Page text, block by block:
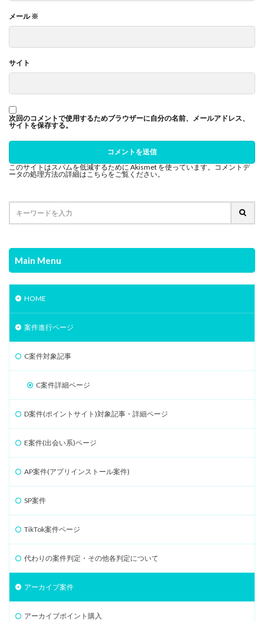
メール※
サイト
次回のコメントで使用するためブラウザーに自分の名前、メールアドレス、
サイトを保存する。
このサイトはスパムを低減するために Akismet を使っています。 コメントデ
ータの処理方法の詳細はこちらをご覧ください。
Main Menu
HOME
案件進行ページ
C案件対象記事
C案件詳細ページ
D案件(ポイントサイト)対象記事・詳細ページ
E案件(出会い系)ページ
AP案件(アプリインストール案件)
SP案件
TikTok案件ページ
代わりの案件判定・その他各判定について
アーカイブ案件
アーカイブポイント購入